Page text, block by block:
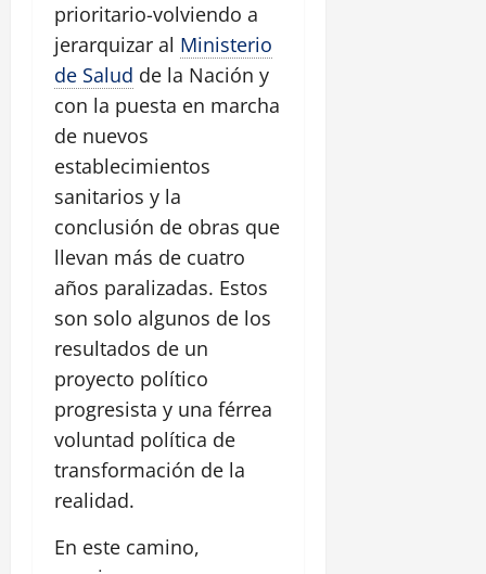
prioritario-volviendo a
jerarquizar al Ministerio
de Salud de la Nación y
con la puesta en marcha
de nuevos
establecimientos
sanitarios y la
conclusión de obras que
llevan más de cuatro
años paralizadas. Estos
son solo algunos de los
resultados de un
proyecto político
progresista y una férrea
voluntad política de
transformación de la
realidad.
En este camino,